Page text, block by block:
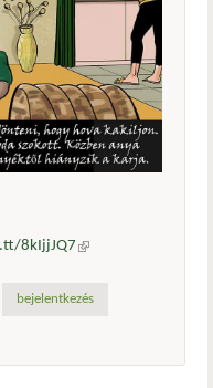
8kIjjJQ7(külső
bejelentkezés